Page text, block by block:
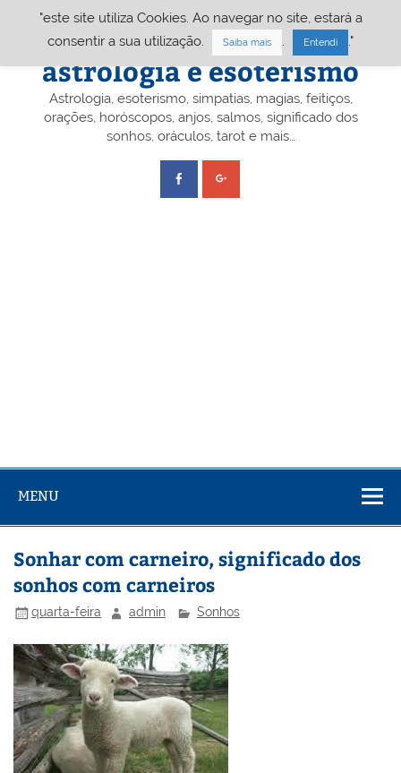
Portal A&E – Portal
astrologia e esoterismo
Astrologia, esoterismo, simpatias, magias, feitiços,
orações, horóscopos, anjos, salmos, significado dos
sonhos, oráculos, tarot e mais…
MENU
Sonhar com carneiro, significado dos
sonhos com carneiros
quarta-feira admin Sonhos
"este site utiliza Cookies. Ao navegar no site, estará a
consentir a sua utilização.
Saiba mais Entendi ."